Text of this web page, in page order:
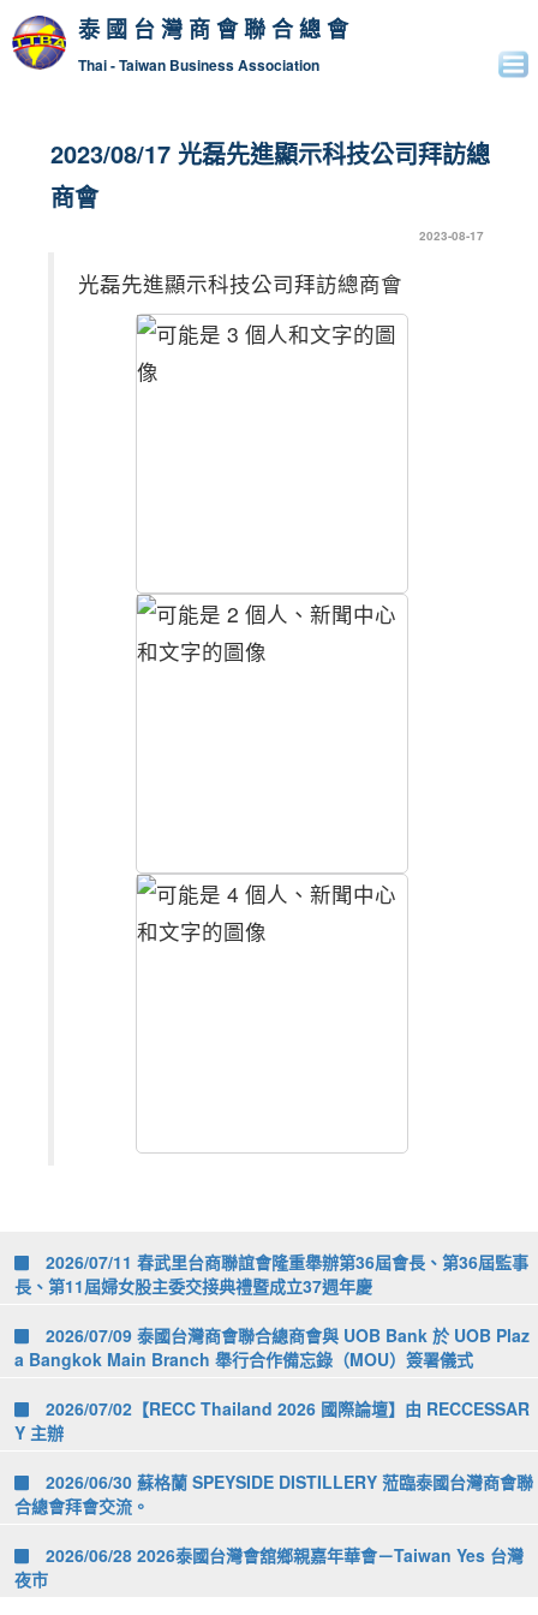
泰國台灣商會聯合總會
Thai - Taiwan Business Association
2023/08/17 光磊先進顯示科技公司拜訪總
商會
2023-08-17
光磊先進顯示科技公司拜訪總商會
2026/07/11 春武里台商聯誼會隆重舉辦第36屆會長、第36屆監事
長、第11屆婦女股主委交接典禮暨成立37週年慶
2026/07/09 泰國台灣商會聯合總商會與 UOB Bank 於 UOB Plaz
a Bangkok Main Branch 舉行合作備忘錄（MOU）簽署儀式
2026/07/02【RECC Thailand 2026 國際論壇】由 RECCESSAR
Y 主辦
2026/06/30 蘇格蘭 SPEYSIDE DISTILLERY 蒞臨泰國台灣商會聯
合總會拜會交流。
2026/06/28 2026泰國台灣會舘鄉親嘉年華會－Taiwan Yes 台灣
夜市